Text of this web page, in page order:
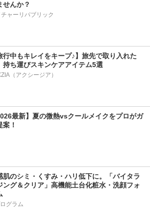
せんか？
チャーリパブリック
行中もキレイをキープ♪】旅先で取り入れた
持ち運びスキンケアアイテム5選
（アクシージア）
最新】夏の微熱vsクールメイクをプロがガ
案！
肌のシミ・くすみ・ハリ低下に。「バイタラ
ング＆クリア」高機能土台化粧水・洗顔フォ
グラム